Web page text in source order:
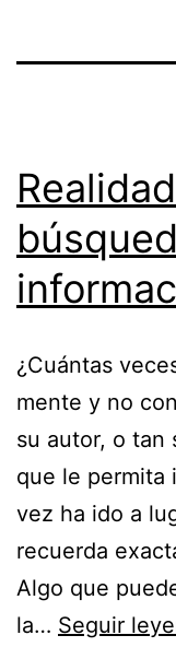
¿Cuántas
mente y no
su autor, o tan
que le permita
vez ha ido a
recuerda
Algo que
la… Seguir